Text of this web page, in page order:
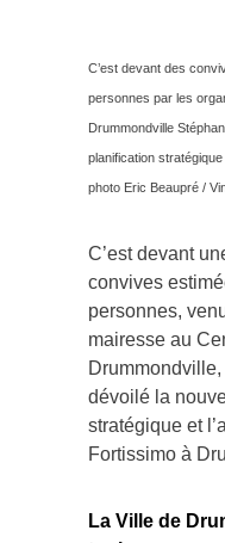
personnes par les
Drummondville
planification
photo Eric Beaupré /
convives
personnes,
mairesse au
Drummondville,
dévoilé la
stratégique et
Fortissimo à
toujours un